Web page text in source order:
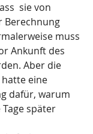
sie von
Berechnung
muss
Ankunft des
Aber die
hatte eine
dafür, warum
später